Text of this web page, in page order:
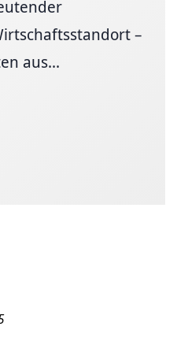
–
aus...